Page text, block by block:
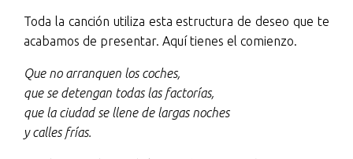
Toda la canción utiliza esta estructura de deseo que te
acabamos de presentar. Aquí tienes el comienzo.
Que no arranquen los coches,
que se detengan todas las factorías,
que la ciudad se llene de largas noches
y calles frías.